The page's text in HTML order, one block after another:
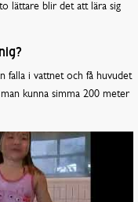
lättare blir det att lära sig
falla i vattnet och få huvudet
kunna simma 200 meter